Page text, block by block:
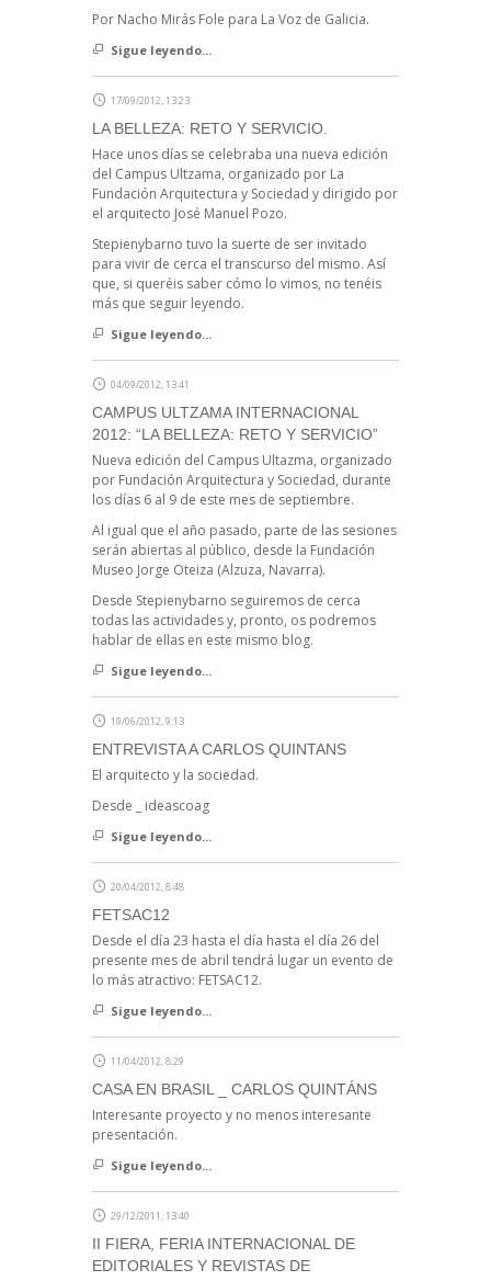
Por Nacho Mirás Fole para La Voz de Galicia.
Sigue leyendo...
17/09/2012, 13:23
LA BELLEZA: RETO Y SERVICIO.
Hace unos días se celebraba una nueva edición
del Campus Ultzama, organizado por La
Fundación Arquitectura y Sociedad y dirigido por
el arquitecto José Manuel Pozo.
Stepienybarno tuvo la suerte de ser invitado
para vivir de cerca el transcurso del mismo. Así
que, si queréis saber cómo lo vimos, no tenéis
más que seguir leyendo.
Sigue leyendo...
04/09/2012, 13:41
CAMPUS ULTZAMA INTERNACIONAL
2012: “LA BELLEZA: RETO Y SERVICIO”
Nueva edición del Campus Ultazma, organizado
por Fundación Arquitectura y Sociedad, durante
los días 6 al 9 de este mes de septiembre.
Al igual que el año pasado, parte de las sesiones
serán abiertas al público, desde la Fundación
Museo Jorge Oteiza (Alzuza, Navarra).
Desde Stepienybarno seguiremos de cerca
todas las actividades y, pronto, os podremos
hablar de ellas en este mismo blog.
Sigue leyendo...
19/06/2012, 9:13
ENTREVISTA A CARLOS QUINTANS
El arquitecto y la sociedad.
Desde _ ideascoag
Sigue leyendo...
20/04/2012, 8:48
FETSAC12
Desde el día 23 hasta el día hasta el día 26 del
presente mes de abril tendrá lugar un evento de
lo más atractivo: FETSAC12.
Sigue leyendo...
11/04/2012, 8:29
CASA EN BRASIL _ CARLOS QUINTÁNS
Interesante proyecto y no menos interesante
presentación.
Sigue leyendo...
29/12/2011, 13:40
II FIERA, FERIA INTERNACIONAL DE
EDITORIALES Y REVISTAS DE